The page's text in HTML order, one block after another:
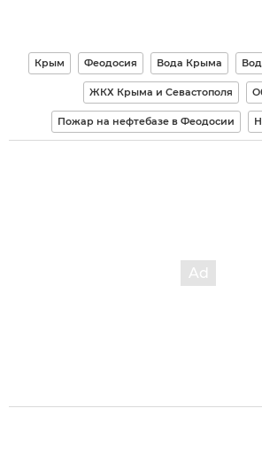
Крым Феодосия Вода Крыма
ЖКХ Крыма и Севастополя
Пожар на нефтебазе в Феодосии